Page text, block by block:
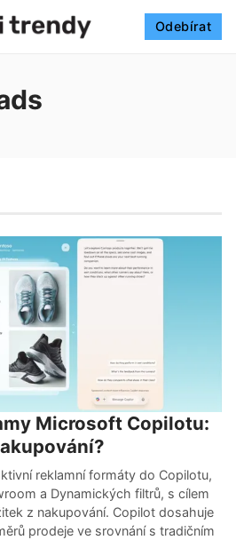
Odebírat
Microsoft Copilotu:
reklamní formáty do Copilotu,
a Dynamických filtrů, s cílem
z nakupování. Copilot dosahuje
prodeje ve srovnání s tradičním